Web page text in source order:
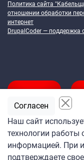
Политика сайта
отношении обработки
интернет
DrupalCoder — поддержка
Подпишитесь
на ежедневную
Наш сайт
технологии работы
информацией. При
подтверждаете
Согласен